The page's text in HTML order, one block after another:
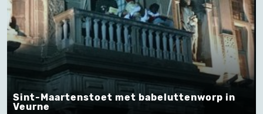
Sint-Maartenstoet met babeluttenworp in
Veurne